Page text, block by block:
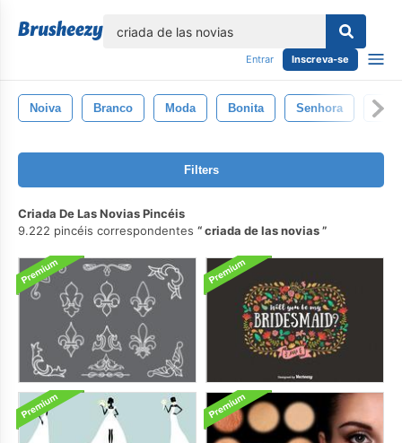
Entrar Inscreva-se
Noiva Branco Moda Bonita Senhora
Filters
Criada De Las Novias Pincéis
9.222 pincéis correspondentes
criada de las novias